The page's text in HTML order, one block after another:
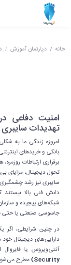
خانه دپارتمان آموزش
امنیت دفاعی
تهدیدات سایبری
امروزه زندگی ما به
بانکی و خریدهای
برقراری ارتباطات
تحول دیجیتال، مزایای
سایبری نیز رشد چشمگیری
دانش فنی بالا نیستند
شبکه‌های پیچیده و
جاسوسی صنعتی یا حتی
در چنین شرایطی، اگر
دارایی‌های دیجیتال خود
آنتی‌ویروس یا
Security) مطرح